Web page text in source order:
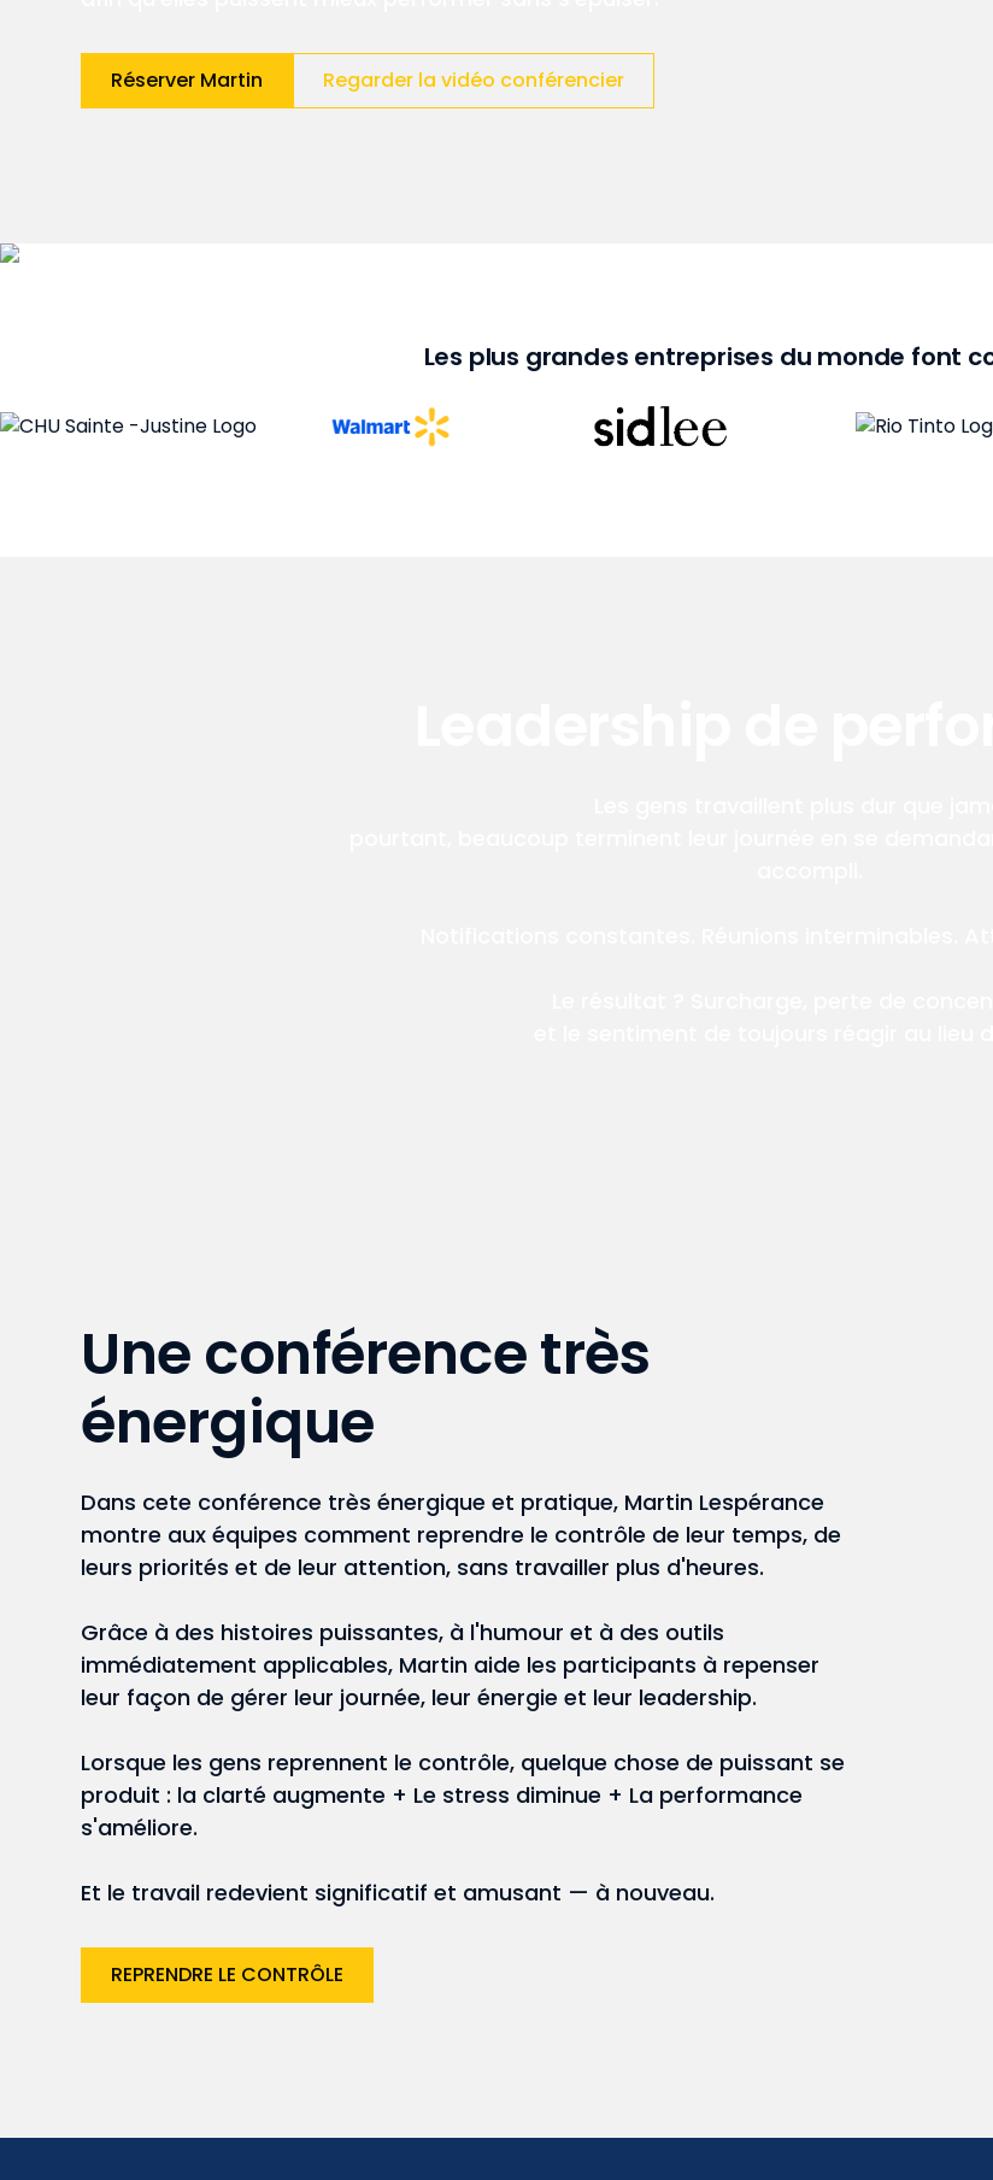
Réserver Martin Regarder la vidéo conférencier
Les plus grandes entreprises du monde font
Une conférence très
énergique
Dans cete conférence très énergique et pratique, Martin Lespérance
montre aux équipes comment reprendre le contrôle de leur temps, de
leurs priorités et de leur attention, sans travailler plus d'heures.
Grâce à des histoires puissantes, à l'humour et à des outils
immédiatement applicables, Martin aide les participants à repenser
leur façon de gérer leur journée, leur énergie et leur leadership.
Lorsque les gens reprennent le contrôle, quelque chose de puissant se
produit : la clarté augmente + Le stress diminue + La performance
s'améliore.
Et le travail redevient significatif et amusant — à nouveau.
REPRENDRE LE CONTRÔLE